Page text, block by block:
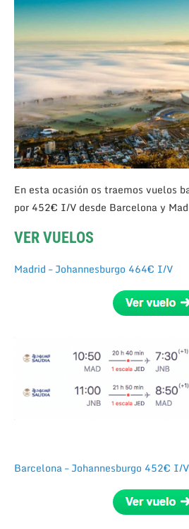
En esta ocasión os traemos vuelos
por 452€ I/V desde Barcelona y
VER VUELOS
Madrid – Johannesburgo 464€ I/V
Barcelona – Johannesburgo 452€ I/V